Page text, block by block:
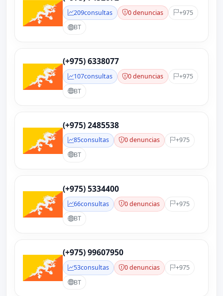
209consultas 0 denuncias
+975
BT
(+975) 6338077
107consultas 0 denuncias
+975
BT
(+975) 2485538
85consultas 0 denuncias
+975
BT
(+975) 5334400
66consultas 0 denuncias
+975
BT
(+975) 99607950
53consultas 0 denuncias
+975
BT